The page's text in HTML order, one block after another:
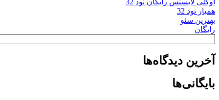
همیار نود 32
بهترین سئو
رایگان
آخرین دیدگاه‌ها
بایگانی‌ها